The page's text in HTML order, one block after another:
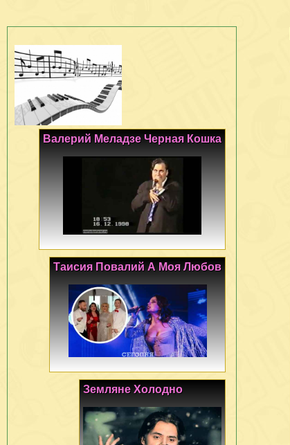
Валерий Меладзе Черная Кошка
Таисия Повалий А Моя Любов
Земляне Холодно